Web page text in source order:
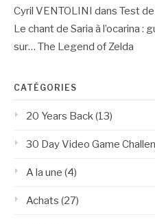
Cyril VENTOLINI dans Test
Le chant de Saria à l’ocarina :
sur… The Legend of Zelda
CATÉGORIES
20 Years Back(13)
30 Day Video Game
A la une (4)
Achats (27)